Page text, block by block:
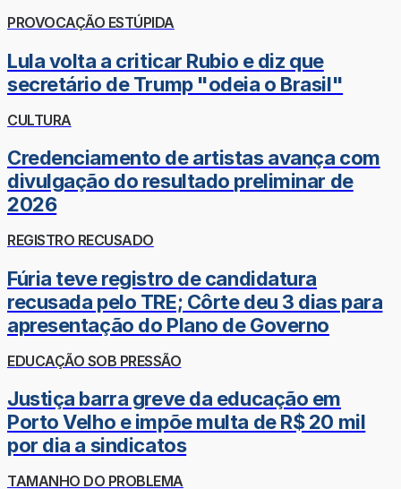
PROVOCAÇÃO ESTÚPIDA
Lula volta a criticar Rubio e diz que
secretário de Trump "odeia o Brasil"
CULTURA
Credenciamento de artistas avança com
divulgação do resultado preliminar de
2026
REGISTRO RECUSADO
Fúria teve registro de candidatura
recusada pelo TRE; Côrte deu 3 dias para
apresentação do Plano de Governo
EDUCAÇÃO SOB PRESSÃO
Justiça barra greve da educação em
Porto Velho e impõe multa de R$ 20 mil
por dia a sindicatos
TAMANHO DO PROBLEMA